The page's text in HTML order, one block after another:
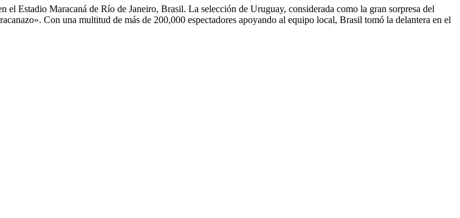
Estadio Maracaná de Río de Janeiro, Brasil. La selección de Uruguay, considerada como la gran sorpresa del
Con una multitud de más de 200,000 espectadores apoyando al equipo local, Brasil tomó la delantera en el